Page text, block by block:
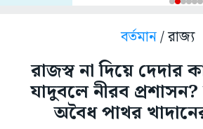
বর্তমান/ রাজ্য
রাজস্ব না দিয়ে দেদার
যাদুবলে নীরব
অবৈধ পাথর